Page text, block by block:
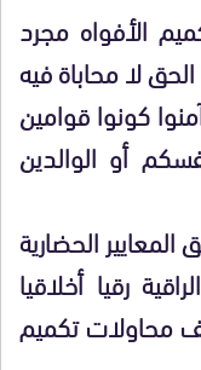
الأفواه مجرد
لا محاباة فيه
كونوا قوامين
أو الوالدين
الحضارية
رقيا أخلاقيا
محاولات تكميم